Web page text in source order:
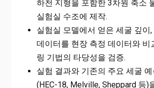
하천 지형을 포함한 3차원 축소
실험실 수조에 제작.
실험실 모델에서 얻은 세굴 깊이
데이터를 현장 측정 데이터와 비
링 기법의 타당성을 검증.
실험 결과와 기존의 주요 세굴 예
(HEC-18, Melville, Sheppard 등)